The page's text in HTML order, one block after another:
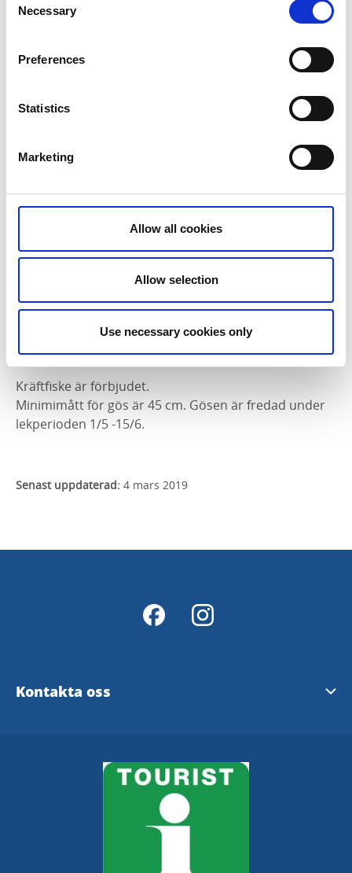
Selection
Necessary
Preferences
Statistics
Marketing
Allow all cookies
Allow selection
Use necessary cookies only
Handla ditt fiskekort online här
I butiker:
Nybo fiske, Skövde
Fiskekortsregler:
max 2 spön per person. Med drag efter båt får motor
användas. Trolling med djuplod och utter är
Angel: Tillåtet att fiska med 10 st angeldon i
Stor hänsyn skall tagas till utlagda nät
Ungdomar under 16 år får fiska fritt med
handredskap.
Kräftfiske är förbjudet.
Minimimått för gös är 45 cm. Gösen är fredad under
lekperioden 1/5 -15/6.
Senast uppdaterad: 4 mars 2019
Kontakta oss